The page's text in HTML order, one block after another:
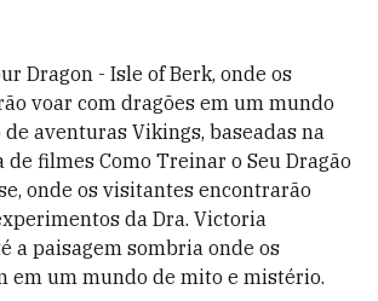
Dragon - Isle of Berk, onde os
voar com dragões em um mundo
aventuras Vikings, baseadas na
filmes Como Treinar o Seu Dragão
onde os visitantes encontrarão
da Dra. Victoria
a paisagem sombria onde os
em um mundo de mito e mistério.